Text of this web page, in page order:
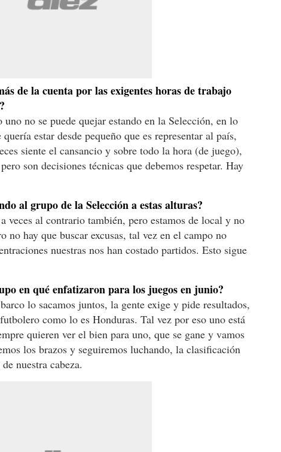
de la cuenta por las exigentes horas de trabajo
no se puede quejar estando en la Selección, en lo
estar desde pequeño que es representar al país,
siente el cansancio y sobre todo la hora (de juego),
son decisiones técnicas que debemos respetar. Hay
al grupo de la Selección a estas alturas?
veces al contrario también, pero estamos de local y no
no hay que buscar excusas, tal vez en el campo no
nuestras nos han costado partidos. Esto sigue
en qué enfatizaron para los juegos en junio?
lo sacamos juntos, la gente exige y pide resultados,
como lo es Honduras. Tal vez por eso uno está
quieren ver el bien para uno, que se gane y vamos
los brazos y seguiremos luchando, la clasificación
nuestra cabeza.